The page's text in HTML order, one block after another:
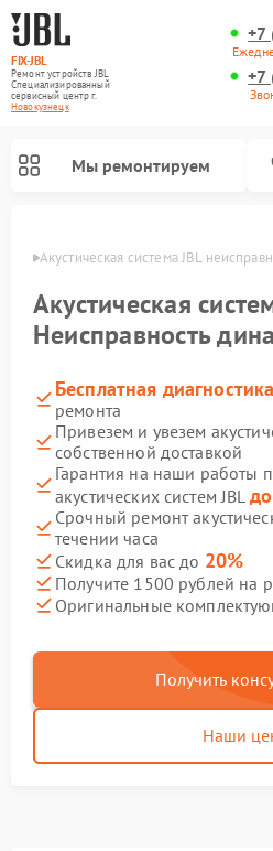
FIX-JBL
Ремонт устройств JBL
Специализированный
cервисный центр г.
Новокузнецк
+7
+7
Мы ремонтируем
Акустическая система JBL
Акустическая
Неисправность
Бесплатная диагностика
ремонта
Привезем и увезем
собственной доставкой
Гарантия на наши работы
акустических систем JBL
Срочный ремонт
течении часа
Скидка для вас до 20%
Получите 1500 рублей на
Оригинальные
Получить
Наши